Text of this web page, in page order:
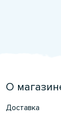
О
Доставка